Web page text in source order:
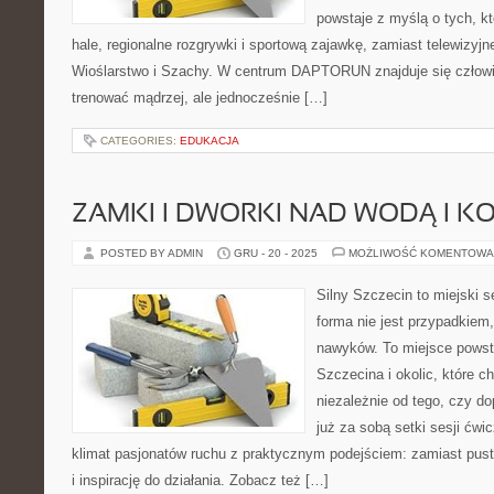
powstaje z myślą o tych,
hale, regionalne rozgrywki i sportową zajawkę, zamiast
Wioślarstwo i Szachy. W centrum DAPTORUN znajduje się
trenować mądrzej, ale jednocześnie […]
CATEGORIES: EDUKACJA
ZAMKI I DWORKI NAD WODĄ I
POSTED BY ADMIN GRU - 20 - 2025 MOŻLIWOŚĆ
Silny Szczecin to miejski
forma nie jest
nawyków. To miejsce
Szczecina i okolic, które
niezależnie od tego, czy
już za sobą setki sesji
klimat pasjonatów ruchu z praktycznym podejściem: zamiast
i inspirację do działania. Zobacz też […]